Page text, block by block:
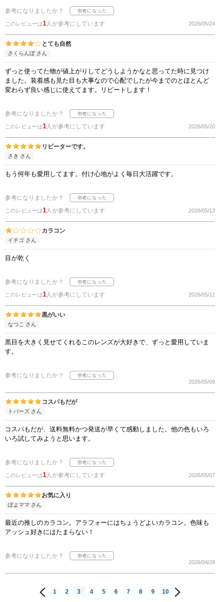
参考になりましたか？
このレビューは1人が参考にしています 2026/05/24
とても自然
さくらんぼ さん
ずっと使ってた物が値上がりしてどうしようかなと思ってた時に見つけ
ました。装着感も見た目も大事なので心配でしたが今までのとほとんど
変わらず良い感じに使えてます。リピートします！
参考になりましたか？
このレビューは1人が参考にしています 2026/05/20
リピーターです。
さき さん
もう何年も愛用してます。付け心地がよく毎日大活躍です。
参考になりましたか？
このレビューは1人が参考にしています 2026/05/13
カラコン
イチゴ さん
目が乾く
参考になりましたか？
このレビューは1人が参考にしています 2026/05/12
黒がいい
なつこ さん
黒目を大きく見せてくれるこのレンズが大好きで、ずっと愛用していま
す。
参考になりましたか？
2026/05/08
コスパもだが
トパーズ さん
コスパもだが、送料無料かつ発送が早くて感動しました。他の色もいろ
いろ試してみようと思います。
参考になりましたか？
このレビューは1人が参考にしています 2026/05/07
お気に入り
ぽよママ さん
最近の推しのカラコン。アラフォーにはちょうどよいカラコン。色味も
アッシュ好きにはたまらない！
参考になりましたか？
2026/04/28
1 2 3 4 5 6 7 8 9 10